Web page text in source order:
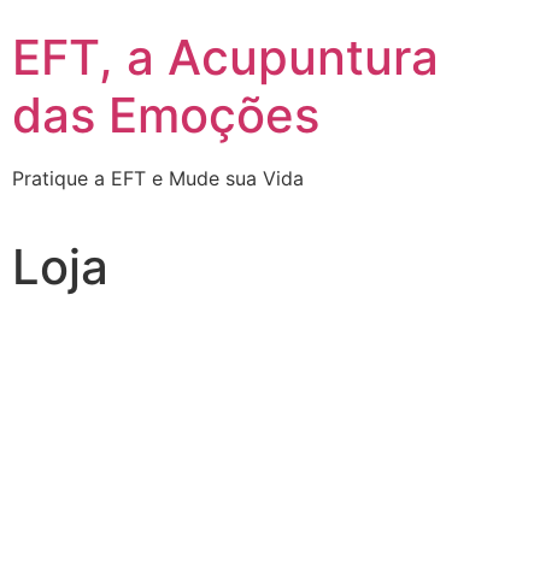
para
conteúdo
EFT, a Acupuntura
das Emoções
Pratique a EFT e Mude sua Vida
Loja